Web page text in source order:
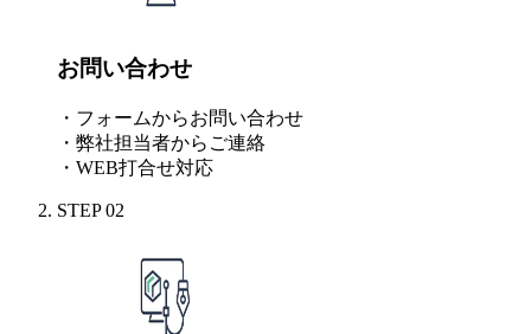
お問い合わせ
・フォームからお問い合わせ
・弊社担当者からご連絡
・WEB打合せ対応
STEP 02